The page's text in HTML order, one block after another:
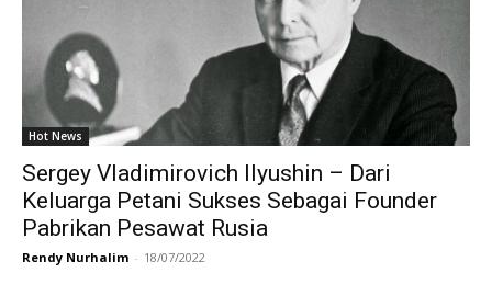
Hot News
Sergey Vladimirovich Ilyushin – Dari
Keluarga Petani Sukses Sebagai Founder
Pabrikan Pesawat Rusia
Rendy Nurhalim - 18/07/2022